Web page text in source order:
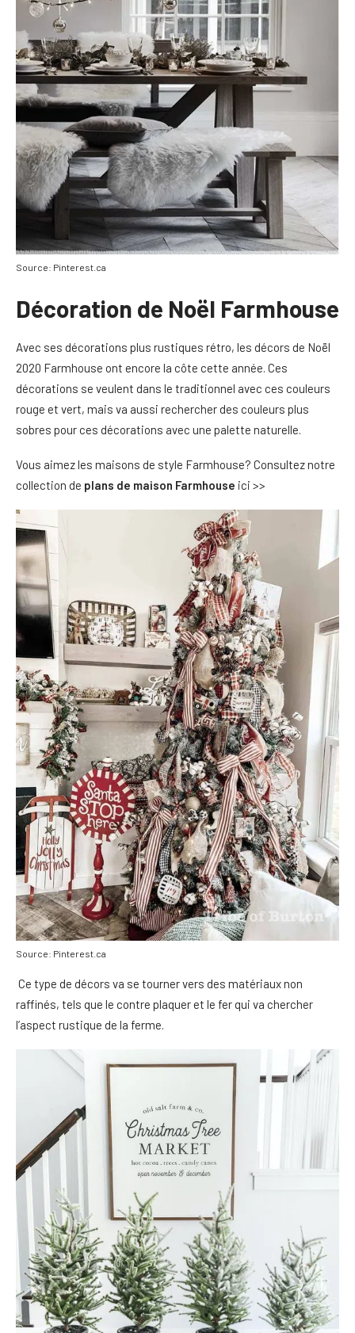
Source: Pinterest.ca
Décoration de Noël Farmhouse
Avec ses décorations plus rustiques rétro, les décors de Noël
2020 Farmhouse ont encore la côte cette année. Ces
décorations se veulent dans le traditionnel avec ces couleurs
rouge et vert, mais va aussi rechercher des couleurs plus
sobres pour ces décorations avec une palette naturelle.
Vous aimez les maisons de style Farmhouse? Consultez notre
collection de plans de maison Farmhouse ici >>
Source: Pinterest.ca
Ce type de décors va se tourner vers des matériaux non
raffinés, tels que le contre plaquer et le fer qui va chercher
l’aspect rustique de la ferme.